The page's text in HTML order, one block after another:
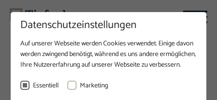
Kontakt
Datenschutzeinstellungen
Auf unserer Webseite werden Cookies verwendet. Einige davon
werden zwingend benötigt, während es uns andere ermöglichen,
Ihre Nutzererfahrung auf unserer Webseite zu verbessern.
Essentiell
Marketing